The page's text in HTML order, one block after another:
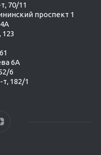
70/11
проспект 1
123
6А
6
182/1